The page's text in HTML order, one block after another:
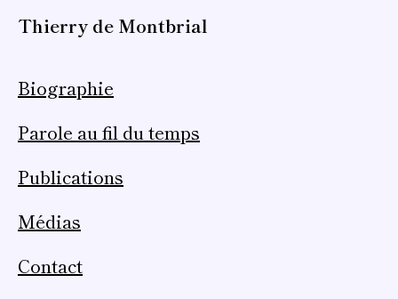
Thierry de Montbrial
Biographie
Parole au fil du temps
Publications
Médias
Contact